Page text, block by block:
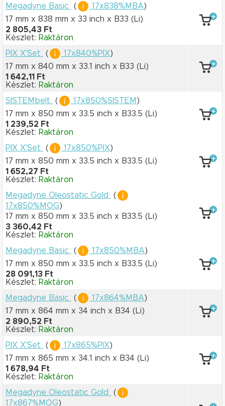
Megadyne Basic
( 17x838%MBA)
17 mm x 838 mm x 33 inch x B33 (Li)
2 805,43 Ft
Készlet: Raktáron
PIX X'Set
( 17x840%PIX)
17 mm x 840 mm x 33.1 inch x B33 (Li)
1 642,11 Ft
Készlet: Raktáron
SISTEMbelt
( 17x850%SISTEM )
17 mm x 850 mm x 33.5 inch x B33.5 (Li)
1 239,52 Ft
Készlet: Raktáron
PIX X'Set
( 17x850%PIX)
17 mm x 850 mm x 33.5 inch x B33.5 (Li)
1 652,27 Ft
Készlet: Raktáron
Megadyne Oleostatic Gold
(
17x850%MOG)
17 mm x 850 mm x 33.5 inch x B33.5 (Li)
3 360,42 Ft
Készlet: Raktáron
Megadyne Basic
( 17x850%MBA)
17 mm x 850 mm x 33.5 inch x B33.5 (Li)
28 091,13 Ft
Készlet: Raktáron
Megadyne Basic
( 17x864%MBA)
17 mm x 864 mm x 34 inch x B34 (Li)
2 890,52 Ft
Készlet: Raktáron
PIX X'Set
( 17x865%PIX)
17 mm x 865 mm x 34.1 inch x B34 (Li)
1 678,94 Ft
Készlet: Raktáron
Megadyne Oleostatic Gold
(
17x867%MOG)